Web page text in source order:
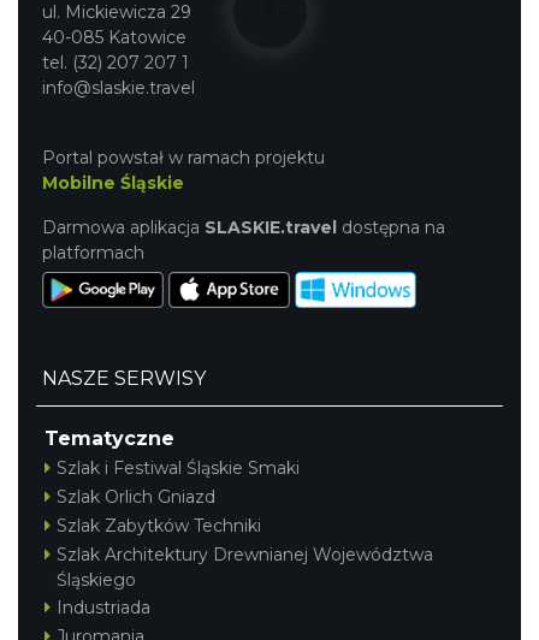
ul. Mickiewicza 29
40-085 Katowice
tel. (32) 207 207 1
info@slaskie.travel
Portal powstał w ramach projektu
Mobilne Śląskie
Darmowa aplikacja SLASKIE.travel dostępna na
platformach
NASZE SERWISY
Tematyczne
Szlak i Festiwal Śląskie Smaki
Szlak Orlich Gniazd
Szlak Zabytków Techniki
Szlak Architektury Drewnianej Województwa
Śląskiego
Industriada